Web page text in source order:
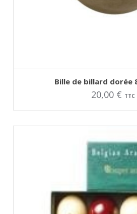
Ce
a
sur
la
page
du
produit
Bille de billard dorée
20,00 € TTC